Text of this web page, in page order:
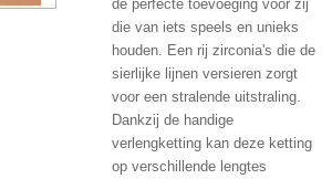
de perfecte toevoeging voor zij
die van iets speels en unieks
houden. Een rij zirconia's die de
sierlijke lijnen versieren zorgt
voor een stralende uitstraling.
Dankzij de handige
verlengketting kan deze ketting
op verschillende lengtes